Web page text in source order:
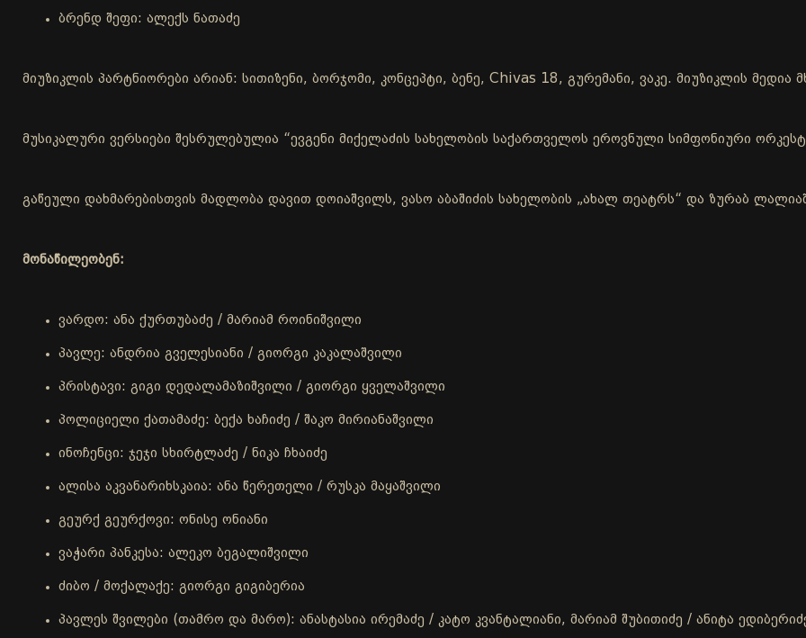
ბრენდ შეფი: ალექს ნათაძე
მიუზიკლის პარტნიორები არიან: სითიზენი, ბორჯომი, კონცეპტი, ბენე, Chivas 18, გურემანი, ვაკე. მიუზიკლის
მუსიკალური ვერსიები შესრულებულია “ევგენი მიქელაძის სახელობის საქართველოს ეროვნული სიმფონიური
გაწეული დახმარებისთვის მადლობა დავით დოიაშვილს, ვასო აბაშიძის სახელობის „ახალ თეატრს“ და ზურაბ
მონაწილეობენ:
ვარდო: ანა ქურთუბაძე / მარიამ როინიშვილი
პავლე: ანდრია გველესიანი / გიორგი კაკალაშვილი
პრისტავი: გიგი დედალამაზიშვილი / გიორგი ყველაშვილი
პოლიციელი ქათამაძე: ბექა ხაჩიძე / შაკო მირიანაშვილი
ინოჩენცი: ჯეჯი სხირტლაძე / ნიკა ჩხაიძე
ალისა აკვანარიხსკაია: ანა წერეთელი / რუსკა მაყაშვილი
გეურქ გეურქოვი: ონისე ონიანი
ვაჭარი პანკესა: ალეკო ბეგალიშვილი
ძიბო / მოქალაქე: გიორგი გიგიბერია
პავლეს შვილები (თამრო და მარო): ანასტასია ირემაძე / კატო კვანტალიანი, მარიამ შუბითიძე / ანიტა